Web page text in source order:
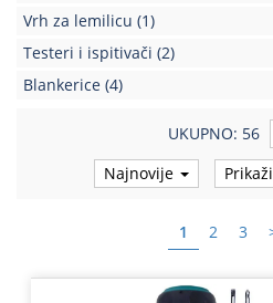
Poslovna
Strujni
Vrh za lemilicu (1)
Testeri i ispitivači (2)
Blankerice (4)
UKUPNO: 56
Najnovije
1 2 3